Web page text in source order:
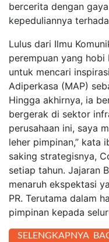
bercerita dengan gaya
kepeduliannya
Lulus dari Ilmu
perempuan yang
untuk mencari
Adiperkasa (MAP)
Hingga akhirnya, ia
bergerak di sektor
perusahaan ini, saya
leher pimpinan,” kata
saking strategisnya,
setiap tahun. Jajaran
menaruh ekspektasi
PR. Terutama dalam
pimpinan kepada
SELENGKAPNYA